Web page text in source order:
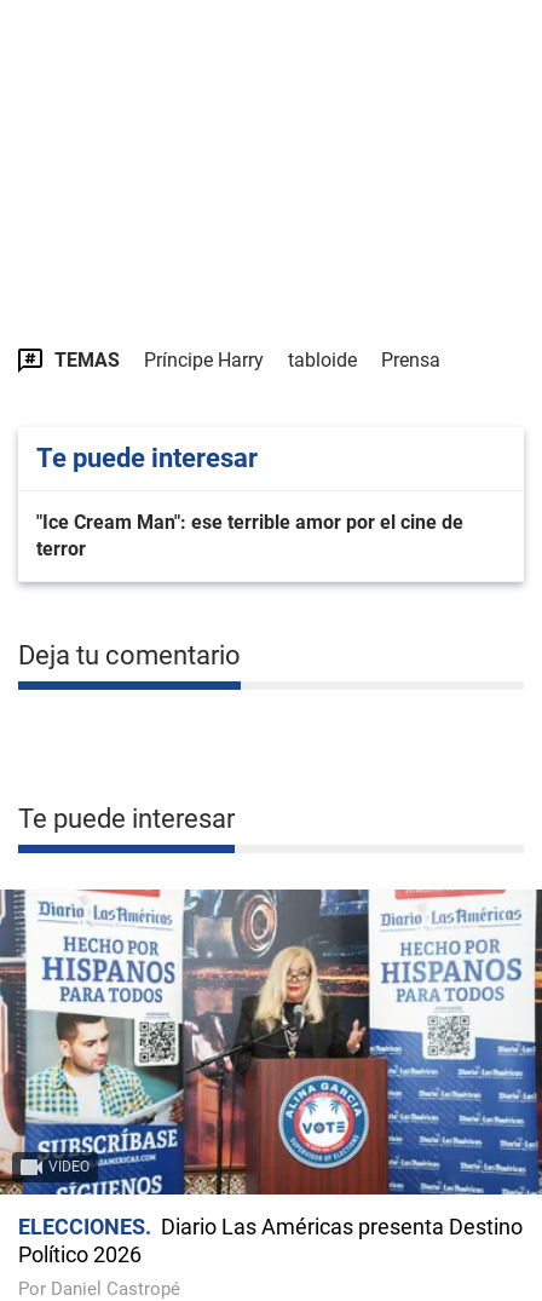
TEMAS Príncipe Harry tabloide Prensa
Te puede interesar
"Ice Cream Man": ese terrible amor por el cine de
terror
Deja tu comentario
Te puede interesar
VIDEO
ELECCIONES
Diario Las Américas presenta Destino
Político 2026
Por Daniel Castropé